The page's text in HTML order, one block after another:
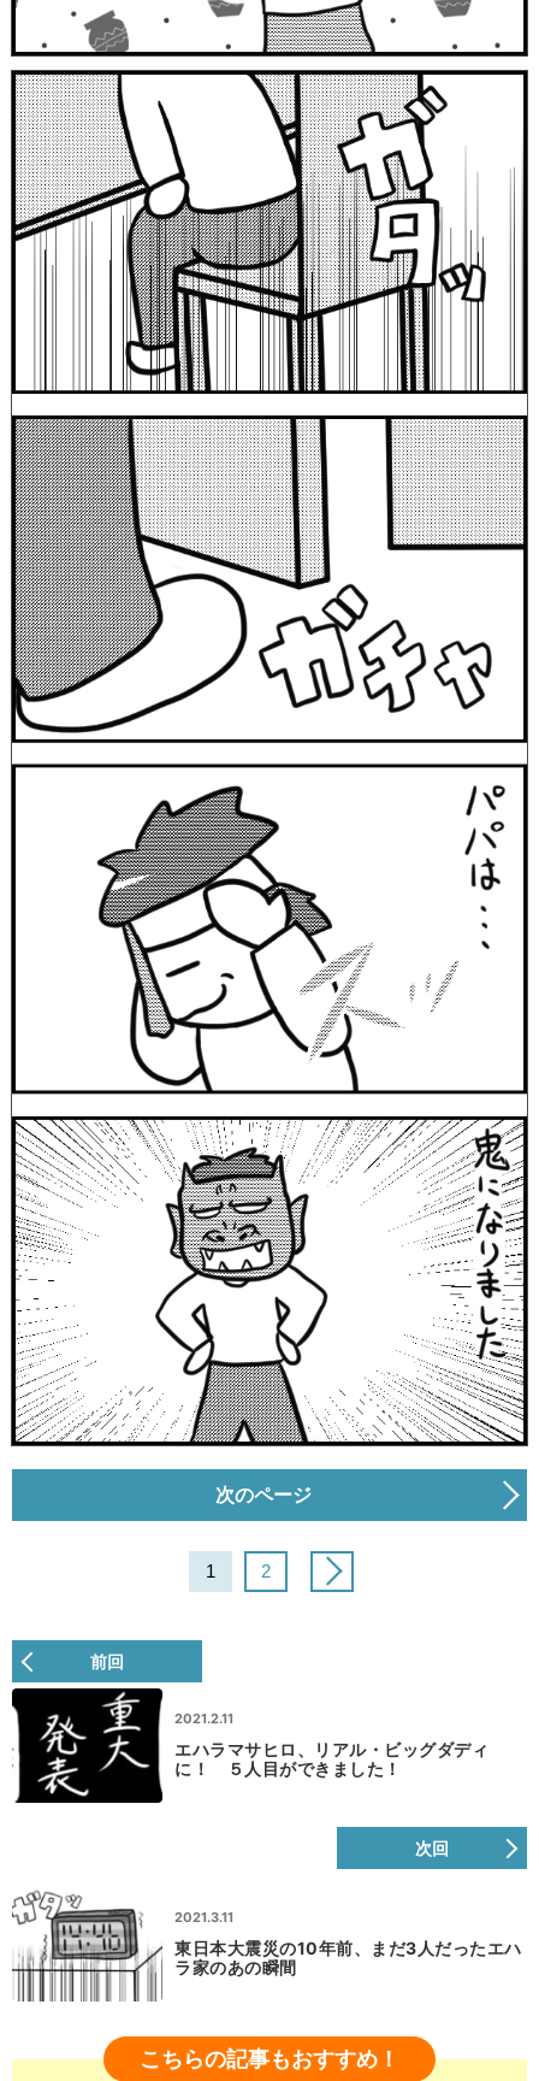
次のページ
1 2
前回
2021.2.11
エハラマサヒロ、リアル・ビッグダディ
に！ ５人目ができました！
次回
2021.3.11
東日本大震災の10年前、まだ3人だったエハ
ラ家のあの瞬間
こちらの記事もおすすめ！